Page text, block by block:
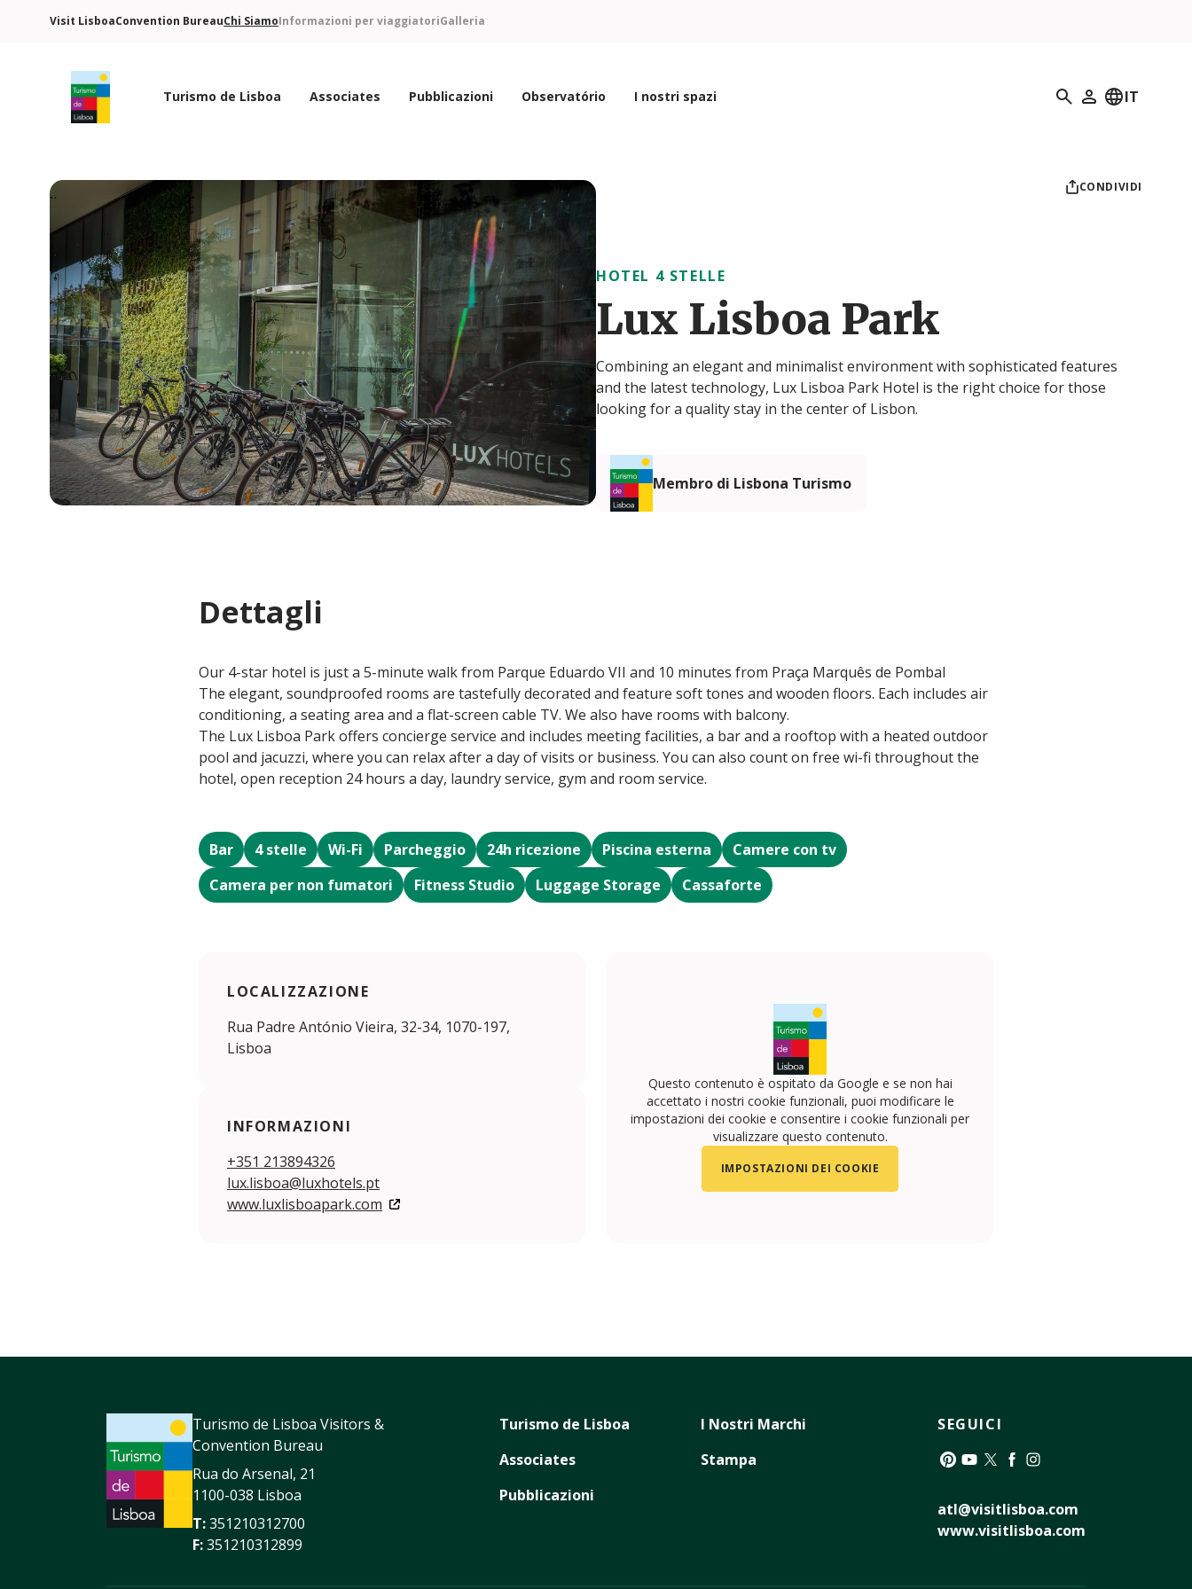
Visit LisboaConvention BureauChi SiamoInformazioni per viaggiatoriGalleria
Turismo de Lisboa Associates Pubblicazioni Observatório I nostri spazi Ricerca
Il mio profilo
IT
CONDIVIDI
HOTEL 4 STELLE
Lux Lisboa Park
Combining an elegant and minimalist environment with sophisticated features
and the latest technology, Lux Lisboa Park Hotel is the right choice for those
looking for a quality stay in the center of Lisbon.
Membro di Lisbona Turismo
Dettagli
Our 4-star hotel is just a 5-minute walk from Parque Eduardo VII and 10 minutes from Praça Marquês de Pombal
The elegant, soundproofed rooms are tastefully decorated and feature soft tones and wooden floors. Each includes air
conditioning, a seating area and a flat-screen cable TV. We also have rooms with balcony.
The Lux Lisboa Park offers concierge service and includes meeting facilities, a bar and a rooftop with a heated outdoor
pool and jacuzzi, where you can relax after a day of visits or business. You can also count on free wi-fi throughout the
hotel, open reception 24 hours a day, laundry service, gym and room service.
Bar 4 stelle Wi-Fi Parcheggio 24h ricezione Piscina esterna
Camere con tv
Camera per non fumatori
Fitness Studio Luggage Storage Cassaforte
LOCALIZZAZIONE
Rua Padre António Vieira, 32-34, 1070-197,
Lisboa
INFORMAZIONI
+351 213894326
lux.lisboa@luxhotels.pt
www.luxlisboapark.com
Questo contenuto è ospitato da Google e se non hai
accettato i nostri cookie funzionali, puoi modificare le
impostazioni dei cookie e consentire i cookie funzionali per
visualizzare questo contenuto.
IMPOSTAZIONI DEI COOKIE
Turismo de Lisboa Visitors &
Convention Bureau
Rua do Arsenal, 21
1100-038 Lisboa
T:351210312700
F:351210312899
Turismo de Lisboa
Associates
Pubblicazioni
I Nostri Marchi
Stampa
SEGUICI
atl@visitlisboa.com
www.visitlisboa.com